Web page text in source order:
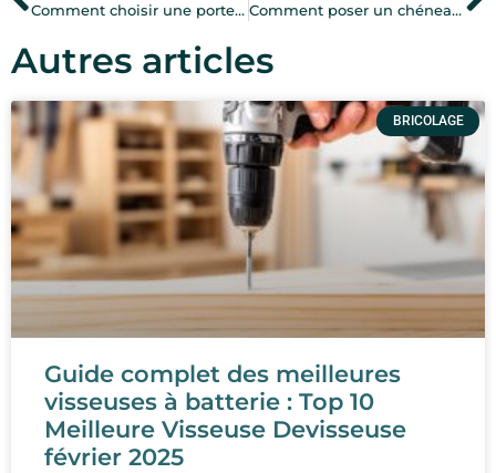
Comment choisir une porte d’entrée en aluminium sur-mesure pour votre maison Comment poser un chéneau contre-mur : Guide complet pour une isolation optimale
Autres articles
BRICOLAGE
Guide complet des meilleures
visseuses à batterie : Top 10
Meilleure Visseuse Devisseuse
février 2025